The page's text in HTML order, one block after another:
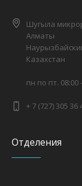
Шугыла
Алматы
Казахстан
пн по пт. 08:00
+ 7 (727) 305 36
Отделения